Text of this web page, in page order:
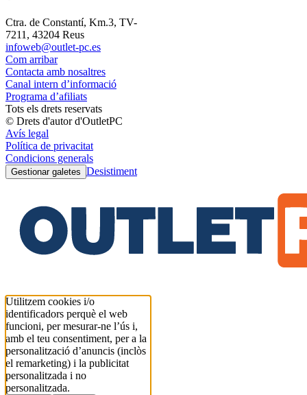
Ctra. de Constantí, Km.3, TV-
7211, 43204 Reus
infoweb@outlet-pc.es
Com arribar
Contacta amb nosaltres
Canal intern d’informació
Programa d’afiliats
Tots els drets reservats
© Drets d'autor d'OutletPC
Avís legal
Política de privacitat
Condicions generals
Gestionar galetes Desistiment
Utilitzem cookies i/o
identificadors perquè el web
funcioni, per mesurar-ne l’ús i,
amb el teu consentiment, per a la
personalització d’anuncis (inclòs
el remarketing) i la publicitat
personalitzada i no
personalitzada.